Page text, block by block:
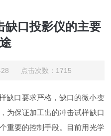
缺口投影仪的主要
28 点击次数：1715
缺口要求严格，缺口的微小变
为保证加工出的冲击试样缺口
重要的控制手段。目前用光学